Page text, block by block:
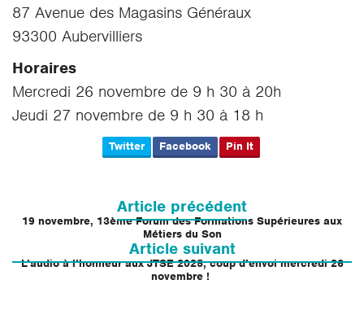
87 Avenue des Magasins Généraux
93300 Aubervilliers
Horaires
Mercredi 26 novembre de 9 h 30 à 20h
Jeudi 27 novembre de 9 h 30 à 18 h
Twitter Facebook Pin It
l’article Article précédent
19 novembre, 13ème Forum des Formations Supérieures aux
Métiers du Son
Article suivant
L’audio à l’honneur aux JTSE 2025, coup d’envoi mercredi 26
novembre !